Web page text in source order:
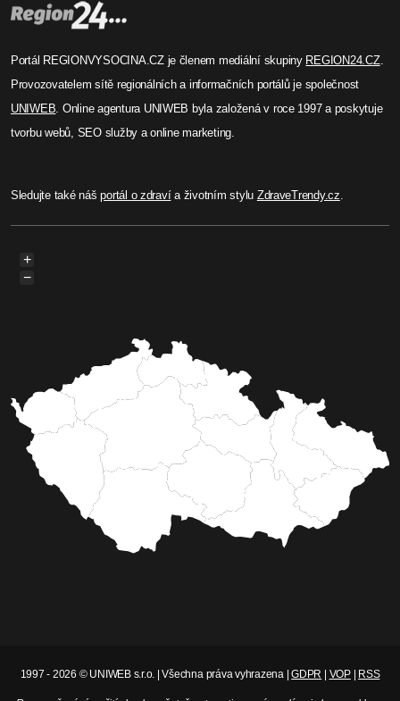
Portál REGIONVYSOCINA.CZ je členem mediální skupiny REGION24.CZ.
Provozovatelem sítě regionálních a informačních portálů je společnost
UNIWEB. Online agentura UNIWEB byla založená v roce 1997 a poskytuje
tvorbu webů, SEO služby a online marketing.
Sledujte také nášportál o zdravía životním stylu ZdraveTrendy.cz.
+
−
1997 - 2026 © UNIWEB s.r.o. | Všechna práva vyhrazena |GDPR VOP| RSS